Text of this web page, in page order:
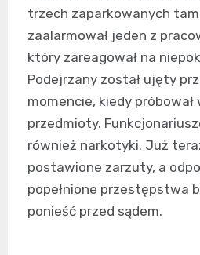
trzech zaparkowanych
zaalarmował jeden z
który zareagował na
Podejrzany został ujęty
momencie, kiedy
przedmioty.
również narkotyki. Już
postawione zarzuty, a
popełnione przestępstwa
ponieść przed sądem.